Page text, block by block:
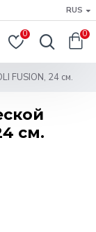
RUS
0 0
FUSION, 24 см.
см.